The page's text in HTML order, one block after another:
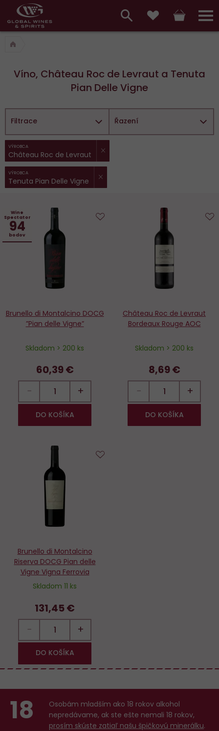
Hlavní
menu,
košík,
vyhledávání,
Víno, Château Roc de Levraut a Tenuta
Pian Delle Vigne
Filtrace
Vybrané
filtry:
VÝROBCA
Château Roc de Levraut
VÝROBCA
Tenuta Pian Delle Vigne
Řazení
Wine
Spectator
94
bodov
Brunello di Montalcino DOCG
”Pian delle Vigne”
Skladom > 200 ks
60,39 €
− +
DO KOŠÍKA
Château Roc de Levraut
Bordeaux Rouge AOC
Skladom > 200 ks
8,69 €
− +
DO KOŠÍKA
Brunello di Montalcino
Riserva DOCG Pian delle
Vigne Vigna Ferrovia
Skladom 11 ks
131,45 €
− +
DO KOŠÍKA
18
Osobám mladším ako 18 rokov alkohol
nepredávame, ak ste ešte nemali 18 rokov,
prosím skúste zatiaľ našu špičkovú minerálku.